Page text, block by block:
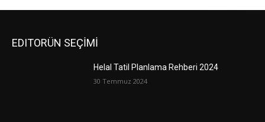
EDITORÜN SEÇİMİ
Helal Tatil Planlama Rehberi 2024
30 Temmuz 2024